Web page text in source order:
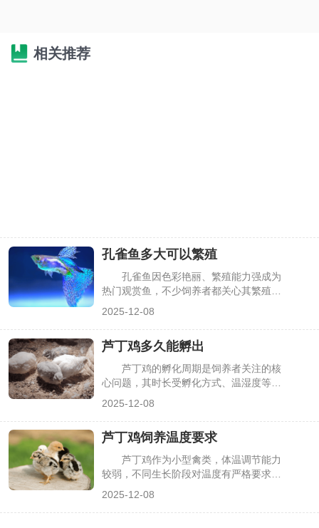
相关推荐
孔雀鱼多大可以繁殖
孔雀鱼因色彩艳丽、繁殖能力强成为
热门观赏鱼，不少饲养者都关心其繁殖起
繁殖成功率。下面详细说明孔雀鱼的繁殖
年龄、影响因素及相关注意事项，帮大家
科学开展繁殖养护。
2025-12-08
芦丁鸡多久能孵出
芦丁鸡的孵化周期是饲养者关注的核
心问题，其时长受孵化方式、温湿度等因
及关键调控要点，能帮助饲养者做好准
备、规避风险。下面详细解析芦丁鸡的孵
化周期、影响因素及实操注意事项。
2025-12-08
芦丁鸡饲养温度要求
芦丁鸡作为小型禽类，体温调节能力
较弱，不同生长阶段对温度有严格要求。
温度过高易导致脱水、应激，过低则引发
蛋。掌握科学的温度调控方法，是养好芦
2025-12-08